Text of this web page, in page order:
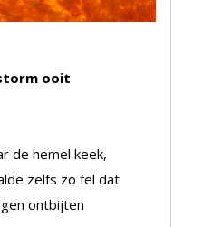
ooit
de hemel keek,
zelfs zo fel dat
ontbijten